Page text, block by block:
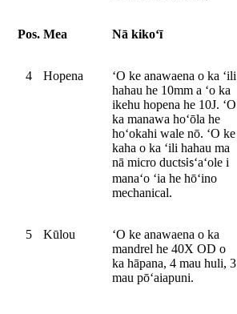
Pos. Mea Nā kikoʻī
4 Hopena
ʻO ke anawaena o ka ʻili
hahau he 10mm a ʻo ka
ikehu hopena he 10J. ʻO
ka manawa hoʻōla he
hoʻokahi wale nō. ʻO ke
kaha o ka ʻili hahau ma
nā micro ductsisʻaʻole i
manaʻo ʻia he hōʻino
mechanical.
5 Kūlou
ʻO ke anawaena o ka
mandrel he 40X OD o
ka hāpana, 4 mau huli, 3
mau pōʻaiapuni.